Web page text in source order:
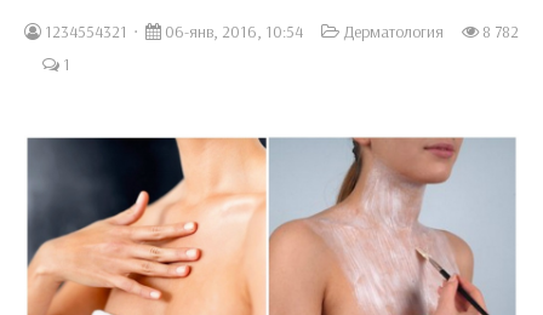
1234554321 06-янв, 2016, 10:54 Дерматология
8 782
1